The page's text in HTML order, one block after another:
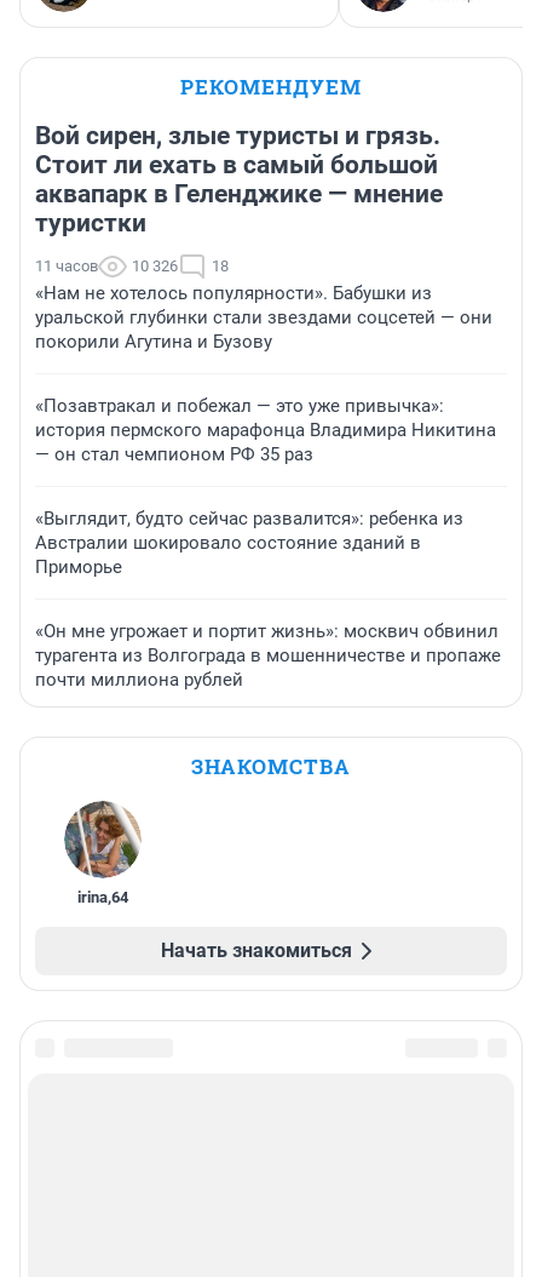
РЕКОМЕНДУЕМ
Вой сирен, злые туристы и грязь.
Стоит ли ехать в самый большой
аквапарк в Геленджике — мнение
туристки
11 часов 10 326 18
«Нам не хотелось популярности». Бабушки из
уральской глубинки стали звездами соцсетей — они
покорили Агутина и Бузову
«Позавтракал и побежал — это уже привычка»:
история пермского марафонца Владимира Никитина
— он стал чемпионом РФ 35 раз
«Выглядит, будто сейчас развалится»: ребенка из
Австралии шокировало состояние зданий в
Приморье
«Он мне угрожает и портит жизнь»: москвич обвинил
турагента из Волгограда в мошенничестве и пропаже
почти миллиона рублей
ЗНАКОМСТВА
irina,64
Начать знакомиться